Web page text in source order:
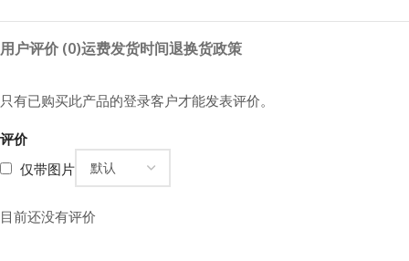
用户评价 (0)运费发货时间退换货政策
评价
仅带图片
目前还没有评价
只有已购买此产品的登录客户才能发表评价。